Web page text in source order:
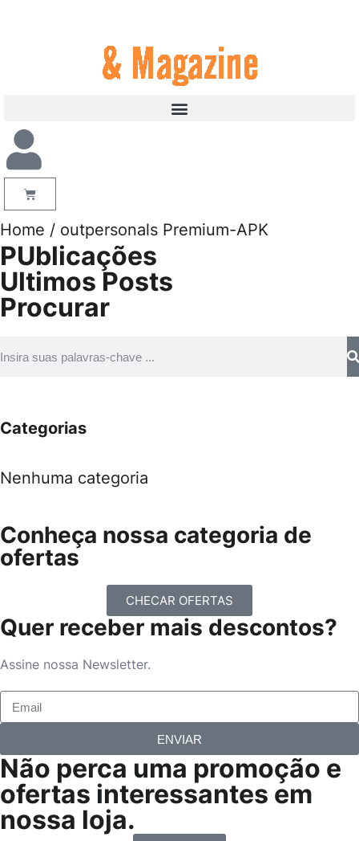
Home / outpersonals Premium-APK
PUblicações
Ultimos Posts
Procurar
Categorias
Nenhuma categoria
Conheça nossa categoria de
ofertas
CHECAR OFERTAS
Quer receber mais descontos?
Assine nossa Newsletter.
ENVIAR
Não perca uma promoção e
ofertas interessantes em
nossa loja.